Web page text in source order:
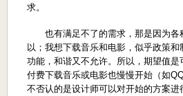
求。
也有满足不了的需求，那是因为各
以；我想下载音乐和电影，似乎政策
功能，和谐又不允许。所以，期望值
付费下载音乐或电影也慢慢开始（如
不否认的是设计师可以对开始的方案进